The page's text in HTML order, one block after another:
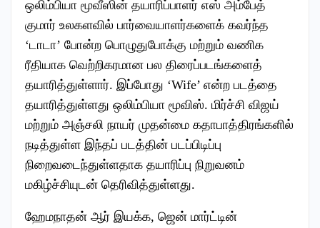
ஒலிம்பியா மூவீஸின் தயாரிப்பாளர் எஸ் அம்பேத்
குமார் உலகளவில் பார்வையாளர்களைக் கவர்ந்த
‘டாடா’ போன்ற பொழுதுபோக்கு மற்றும் வணிக
ரீதியாக வெற்றிகரமான பல திரைப்படங்களைத்
தயாரித்துள்ளார். இப்போது ‘Wife’ என்ற படத்தை
தயாரித்துள்ளது ஒலிம்பியா மூவிஸ். மிர்ச்சி விஜய்
மற்றும் அஞ்சலி நாயர் முதன்மை கதாபாத்திரங்களில்
நடித்துள்ள இந்தப் படத்தின் படப்பிடிப்பு
நிறைவடைந்துள்ளதாக தயாரிப்பு நிறுவனம்
மகிழ்ச்சியுடன் தெரிவித்துள்ளது.
ஹேமநாதன் ஆர் இயக்க, ஜென் மார்ட்டின்